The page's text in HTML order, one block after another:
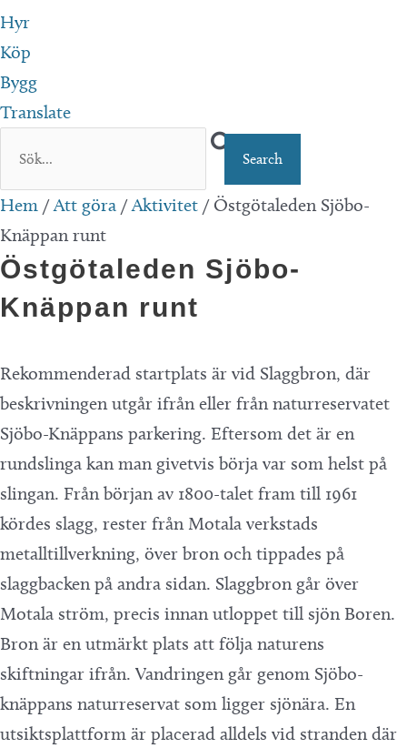
Hyr
Köp
Bygg
Translate
Hem /Att göra /Aktivitet / Östgötaleden Sjöbo-
Knäppan runt
Östgötaleden Sjöbo-
Knäppan runt
Rekommenderad startplats är vid Slaggbron, där
beskrivningen utgår ifrån eller från naturreservatet
Sjöbo-Knäppans parkering. Eftersom det är en
rundslinga kan man givetvis börja var som helst på
slingan. Från början av 1800-talet fram till 1961
kördes slagg, rester från Motala verkstads
metalltillverkning, över bron och tippades på
slaggbacken på andra sidan. Slaggbron går över
Motala ström, precis innan utloppet till sjön Boren.
Bron är en utmärkt plats att följa naturens
skiftningar ifrån. Vandringen går genom Sjöbo-
knäppans naturreservat som ligger sjönära. En
utsiktsplattform är placerad alldels vid stranden där